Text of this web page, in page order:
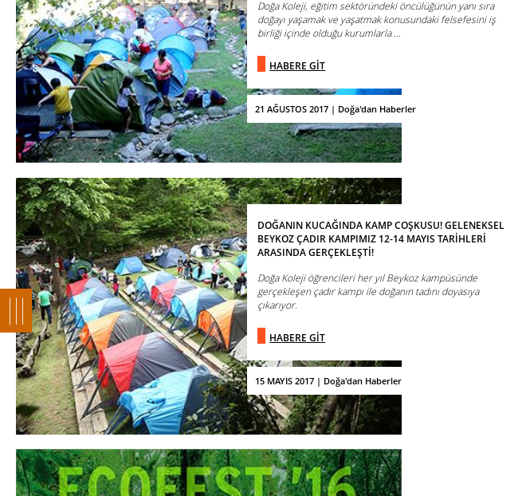
21 AĞUSTOS 2017 | Doğa'dan Haberler
Doğa Koleji, eğitim sektöründeki öncülüğünün yanı sıra
doğayı yaşamak ve yaşatmak konusundaki felsefesini iş
birliği içinde olduğu kurumlarla ...
HABERE GİT
15 MAYIS 2017 | Doğa'dan Haberler
DOĞANIN KUCAĞINDA KAMP COŞKUSU! GELENEKSEL
BEYKOZ ÇADIR KAMPIMIZ 12-14 MAYIS TARİHLERİ
ARASINDA GERÇEKLEŞTİ!
Doğa Koleji öğrencileri her yıl Beykoz kampüsünde
gerçekleşen çadır kampı ile doğanın tadını doyasıya
çıkarıyor.
HABERE GİT